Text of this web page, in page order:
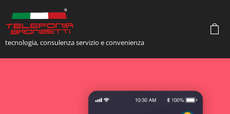
tecnologia, consulenza servizio e convenienza